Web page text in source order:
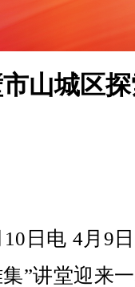
山城区
日电 4月9
”讲堂迎来